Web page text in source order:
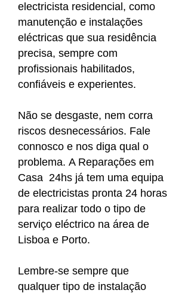
electricista residencial, como
manutenção e instalações
eléctricas que sua residência
precisa, sempre com
profissionais habilitados,
confiáveis e experientes.
Não se desgaste, nem corra
riscos desnecessários. Fale
connosco e nos diga qual o
problema. A Reparações em
Casa 24hs já tem uma equipa
de electricistas pronta 24 horas
para realizar todo o tipo de
serviço eléctrico na área de
Lisboa e Porto.
Lembre-se sempre que
qualquer tipo de instalação